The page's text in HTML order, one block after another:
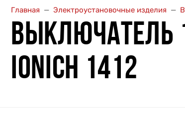
Главная Электроустановочные изделия
ВЫКЛЮЧАТЕЛЬ
IONICH 1412